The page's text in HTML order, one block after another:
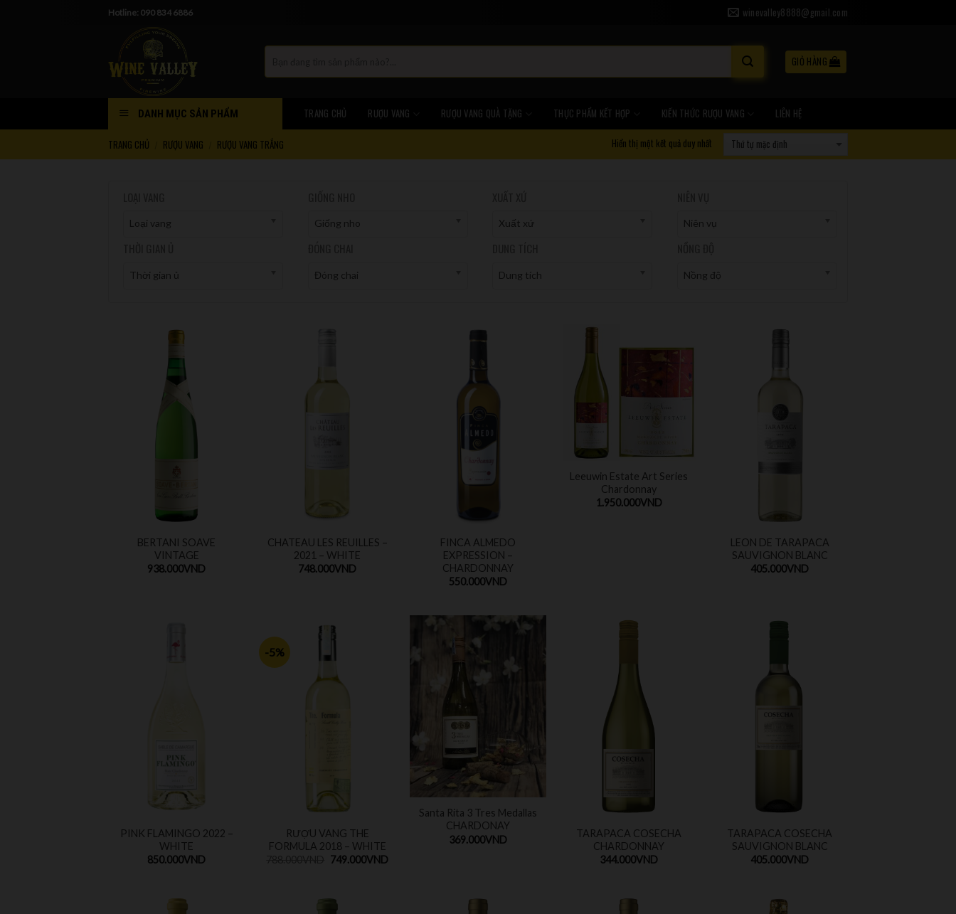
Hotline: 090 834 6886 winevalley8888@gmail.com
GIỎ HÀNG
DANH MỤC SẢN PHẨM TRANG CHỦ RƯỢU VANG RƯỢU VANG QUÀ TẶNG THỰC PHẨM KẾT HỢP KIẾN THỨC RƯỢU VANG LIÊN HỆ
TRANG CHỦ RƯỢU VANG RƯỢU VANG TRẮNG Hiển thị một kết quả duy nhất
Loại vang Giống nho Xuất xứ Niên vụ
Thời gian ủ Đóng chai Dung tích Nồng độ
BERTANI SOAVE
VINTAGE
938.000VND
CHATEAU LES REUILLES –
2021 – WHITE
748.000VND
FINCA ALMEDO
EXPRESSION –
CHARDONNAY
550.000VND
Leeuwin Estate Art Series
Chardonnay
1.950.000VND
LEON DE TARAPACA
SAUVIGNON BLANC
405.000VND
PINK FLAMINGO 2022 –
WHITE
850.000VND
-5%
RƯỢU VANG THE
FORMULA 2018 – WHITE
749.000VND
Santa Rita 3 Tres Medallas
CHARDONAY
369.000VND
TARAPACA COSECHA
CHARDONNAY
344.000VND
TARAPACA COSECHA
SAUVIGNON BLANC
405.000VND